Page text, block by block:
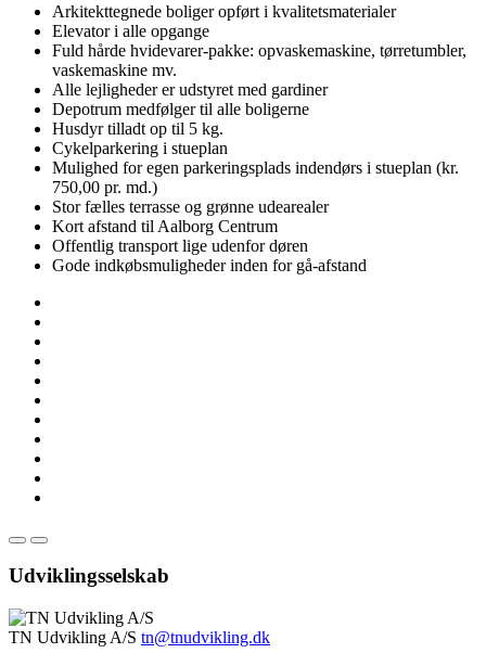
Arkitekttegnede boliger opført i kvalitetsmaterialer
Elevator i alle opgange
Fuld hårde hvidevarer-pakke: opvaskemaskine, tørretumbler,
vaskemaskine mv.
Alle lejligheder er udstyret med gardiner
Depotrum medfølger til alle boligerne
Husdyr tilladt op til 5 kg.
Cykelparkering i stueplan
Mulighed for egen parkeringsplads indendørs i stueplan (kr.
750,00 pr. md.)
Stor fælles terrasse og grønne udearealer
Kort afstand til Aalborg Centrum
Offentlig transport lige udenfor døren
Gode indkøbsmuligheder inden for gå-afstand
Udviklingsselskab
TN Udvikling A/S tn@tnudvikling.dk